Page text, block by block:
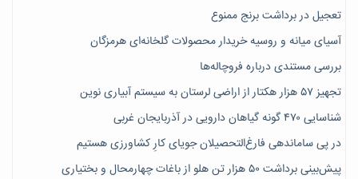
تعجیل در برداشت برنج ممنوع
آسیای میانه و روسیه خریدار محصولات گلخانه‌ای هرمزگان
بررسی مستندی درباره فروچاله‌ها
تجهیز ۵۷ هزار هکتار از اراضی لرستان به سیستم آبیاری نوین
شناسایی ۴۷٠ گونه گیاهان دارویی در آذربایجان غربی
در پی ساماندهی فارغ‌التحصیلان جویای کارِ کشاورزی هستیم
پیش‎‌بینی برداشت ۵۰ هزار تن هلو از باغات چهارمحال و بختیاری